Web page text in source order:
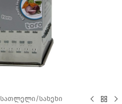
სათლელი/სახეხი